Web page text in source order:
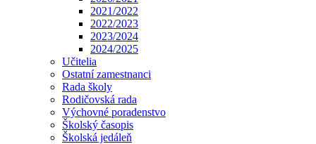
2021/2022
2022/2023
2023/2024
2024/2025
Učitelia
Ostatní zamestnanci
Rada školy
Rodičovská rada
Výchovné poradenstvo
Školský časopis
Školská jedáleň